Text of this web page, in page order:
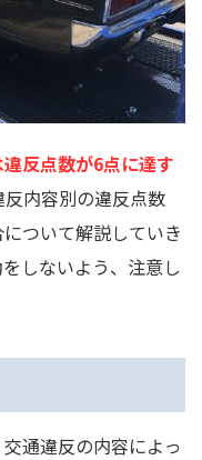
反点数が6点に達す
内容別の違反点数
ついて解説していき
しないよう、注意し
通違反の内容によっ